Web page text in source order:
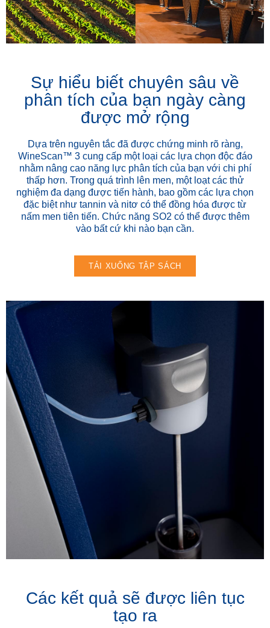
Sự hiểu biết chuyên sâu về
phân tích của bạn ngày càng
được mở rộng
Dựa trên nguyên tắc đã được chứng minh rõ ràng,
WineScan™ 3 cung cấp một loại các lựa chọn độc đáo
nhằm nâng cao năng lực phân tích của bạn với chi phí
thấp hơn. Trong quá trình lên men, một loạt các thử
nghiệm đa dạng được tiến hành, bao gồm các lựa chọn
đặc biệt như tannin và nitơ có thể đồng hóa được từ
nấm men tiên tiến. Chức năng SO2 có thể được thêm
vào bất cứ khi nào bạn cần.
TẢI XUỐNG TẬP SÁCH
Các kết quả sẽ được liên tục
tạo ra